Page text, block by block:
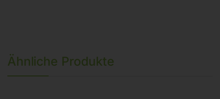
Ähnliche Produkte